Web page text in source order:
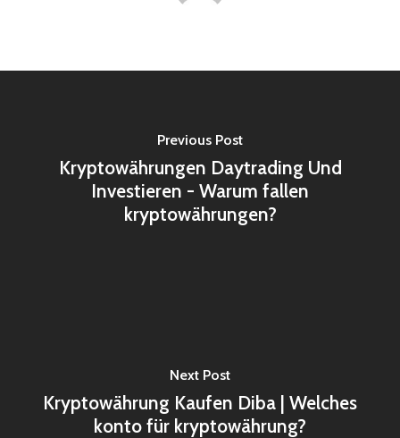
Previous Post
Kryptowährungen Daytrading Und
Investieren - Warum fallen
kryptowährungen?
Next Post
Kryptowährung Kaufen Diba | Welches
konto für kryptowährung?